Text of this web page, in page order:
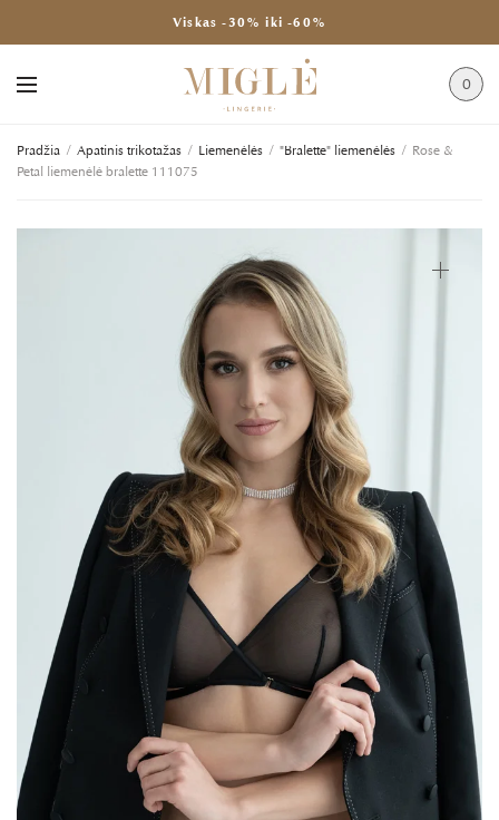
Viskas -30% iki -60%
0
Pradžia / Apatinis trikotažas / Liemenėlės / "Bralette" liemenėlės / Rose &
Petal liemenėlė bralette 111075